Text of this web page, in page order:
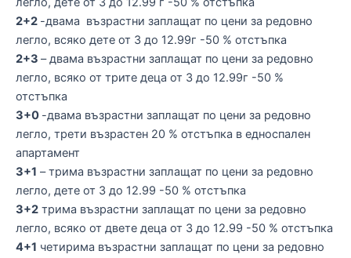
2+2 -двама възрастни заплащат по цени за редовно
легло, всяко дете от 3 до 12.99г -50 % отстъпка
2+3 – двама възрастни заплащат по цени за редовно
легло, всяко от трите деца от 3 до 12.99г -50 %
отстъпка
3+0 -двама възрастни заплащат по цени за редовно
легло, трети възрастен 20 % отстъпка в едноспален
апартамент
3+1 – трима възрастни заплащат по цени за редовно
легло, дете от 3 до 12.99 -50 % отстъпка
3+2 трима възрастни заплащат по цени за редовно
легло, всяко от двете деца от 3 до 12.99 -50 % отстъпка
4+1 четирима възрастни заплащат по цени за редовно